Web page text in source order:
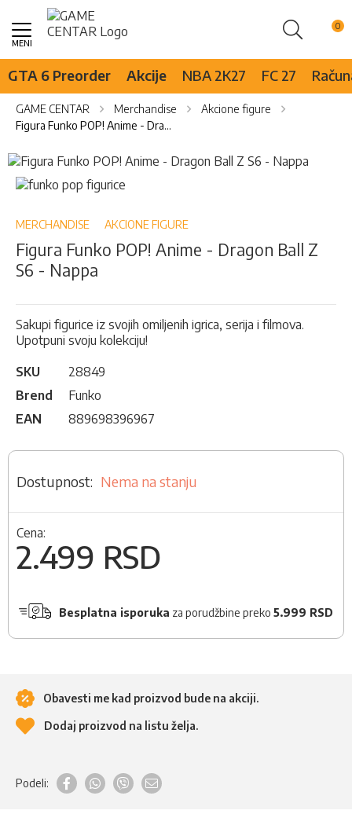
Pretraži
Skip
Content
GTA 6 Preorder Akcije NBA 2K27 FC 27
GAME CENTAR Merchandise
Akcione figure
Figura Funko POP! Anime - Dragon Ball Z S6 - Nappa
Skip
to
the
of
images
gallery
Skip
to
beginning
the
images
MERCHANDISE AKCIONE FIGURE
Figura Funko POP! Anime - Dragon Ball Z
S6 - Nappa
Sakupi figurice iz svojih omiljenih igrica, serija i filmova.
Upotpuni svoju kolekciju!
SKU
28849
Brend
Funko
EAN
889698396967
Nema na stanju
Cena:
2.499 RSD
Besplatna isporuka za porudžbine preko 5.999 RSD
Obavesti me kad proizvod bude na akciji.
Dodaj proizvod na listu želja.
Podeli: